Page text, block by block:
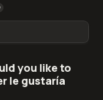
you like to
le gustaría